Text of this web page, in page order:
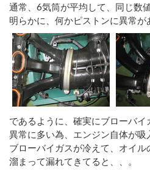
通常、6気筒が平均して、同じ数
明らかに、何かピストンに異常が
であるように、確実にブローバイ
異常に多い為、エンジン自体が吸
ブローバイガスが冷えて、オイ
溜まって漏れてきてると、、。